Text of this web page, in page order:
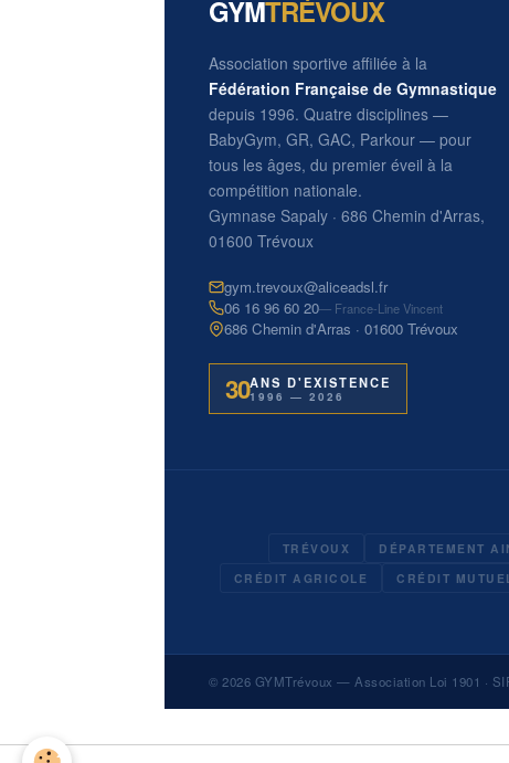
GYMTRÉVOUX
Association sportive affiliée à la
Fédération Française de Gymnastique
depuis 1996. Quatre disciplines —
BabyGym, GR, GAC, Parkour — pour
tous les âges, du premier éveil à la
compétition nationale.
Gymnase Sapaly · 686 Chemin d'Arras,
01600 Trévoux
gym.trevoux@aliceadsl.fr
06 16 96 60 20— France-Line Vincent
686 Chemin d'Arras · 01600 Trévoux
30ANS D'EXISTENCE
1996 — 2026
TRÉVOUX DÉPARTEMENT
CRÉDIT AGRICOLE
CRÉDIT
© 2026 GYMTrévoux — Association Loi 1901 ·